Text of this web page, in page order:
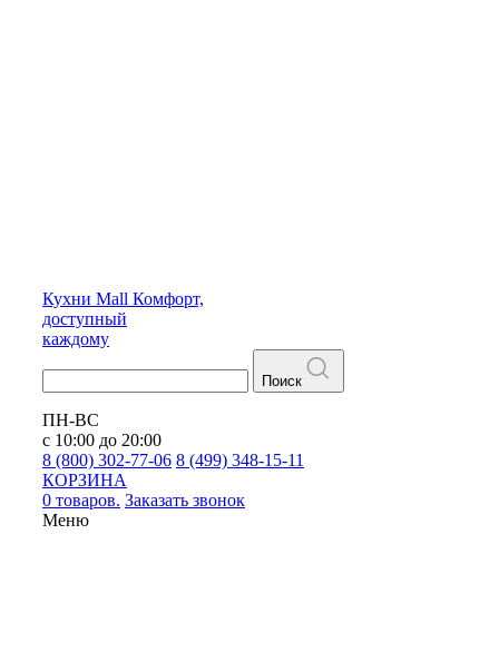
Кухни Mall Комфорт,
доступный
каждому
Поиск
ПН-ВС
с 10:00 до 20:00
8 (800) 302-77-06 8 (499) 348-15-11
КОРЗИНА
0 товаров. Заказать звонок
Меню